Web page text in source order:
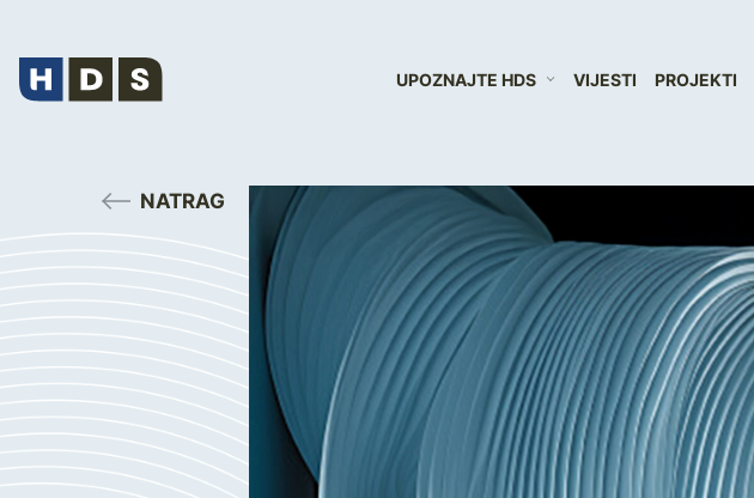
UPOZNAJTE HDS VIJESTI PROJEKTI
NATRAG